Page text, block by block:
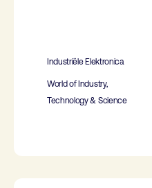
Industriële Elektronica
World of Industry,
Technology & Science